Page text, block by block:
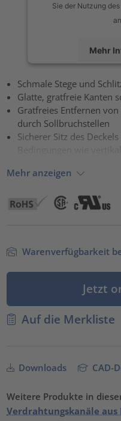
Sie der Nutzung
Mehr
powered by
Schmale Stege und
Glatte, gratfreie Kanten
Gratfreies Entfernen
durch Sollbruchstellen
Sicherer Sitz des
Mehr anzeigen
Warenverfügbarkeit
Jetzt
Auf die Merkliste
Downloads CAD-
Weitere Produkte in
Verdrahtungskanäle aus